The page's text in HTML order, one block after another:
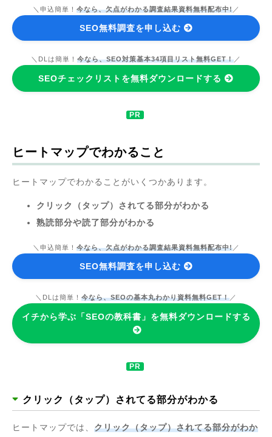
＼申込簡単！ 今なら、欠点がわかる調査結果資料無料配布中!／
SEO無料調査を申し込む
＼DLは簡単！ 今なら、SEO対策基本34項目リスト無料GET！ ／
SEOチェックリストを無料ダウンロードする
ヒートマップでわかること
ヒートマップでわかることがいくつかあります。
クリック（タップ）されてる部分がわかる
熟読部分や読了部分がわかる
＼申込簡単！ 今なら、欠点がわかる調査結果資料無料配布中!／
SEO無料調査を申し込む
＼DLは簡単！ 今なら、SEOの基本丸わかり資料無料GET！ ／
イチから学ぶ「SEOの教科書」を無料ダウンロードする
クリック（タップ）されてる部分がわかる
ヒートマップでは、 クリック（タップ）されてる部分がわか